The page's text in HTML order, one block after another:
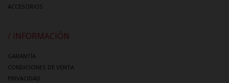
ACCESORIOS
/ INFORMACIÓN
GARANTÍA
CONDICIONES DE VENTA
PRIVACIDAD